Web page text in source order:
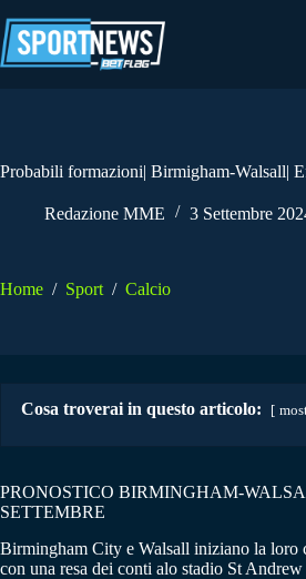
al
contenuto
Probabili formazioni| Birmigham-Walsall|
Redazione MME 3 Settembre
Home / Sport / Calcio
Cosa troverai in questo articolo:
PRONOSTICO BIRMINGHAM-
SETTEMBRE
Birmingham City e Walsall iniziano la loro
con una resa dei conti alo stadio St